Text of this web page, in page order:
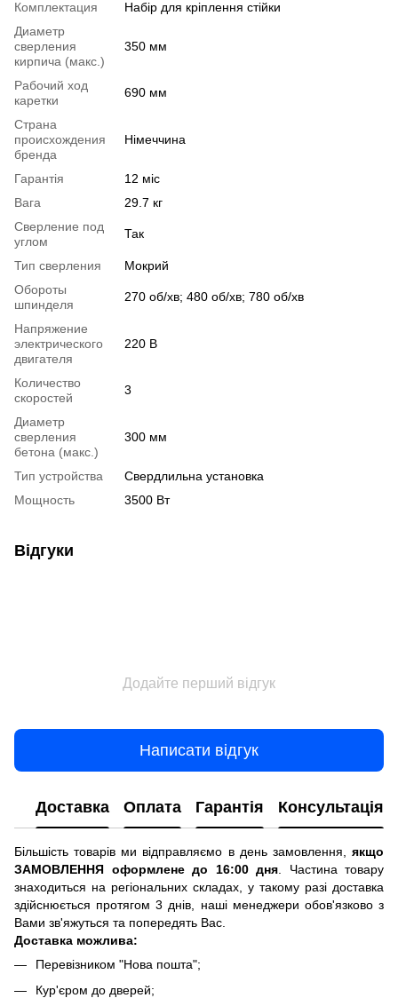
Комплектация
Набір для кріплення стійки
Диаметр
сверления
кирпича (макс.)
350 мм
Рабочий ход
каретки
690 мм
Страна
происхождения
бренда
Німеччина
Гарантія
12 міс
Вага
29.7 кг
Сверление под
углом
Так
Тип сверления
Мокрий
Обороты
шпинделя
270 об/хв; 480 об/хв; 780 об/хв
Напряжение
электрического
двигателя
220 В
Количество
скоростей
3
Диаметр
сверления
бетона (макс.)
300 мм
Тип устройства
Свердлильна установка
Мощность
3500 Вт
Відгуки
Додайте перший відгук
Написати відгук
Доставка Оплата Гарантія Консультація
Більшість товарів ми відправляємо в день замовлення, якщо
ЗАМОВЛЕННЯ оформлене до 16:00 дня . Частина товару
знаходиться на регіональних складах, у такому разі доставка
здійснюється протягом 3 днів, наші менеджери обов'язково з
Вами зв'яжуться та попередять Вас.
Доставка можлива:
Перевізником "Нова пошта";
Кур'єром до дверей;